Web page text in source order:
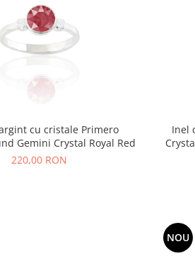
cu cristale Primero
Gemini Crystal Royal Red
220,00 RON
Inel
NOU